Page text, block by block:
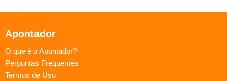
Apontador
O que é o Apontador?
Perguntas Frequentes
Termos de Uso